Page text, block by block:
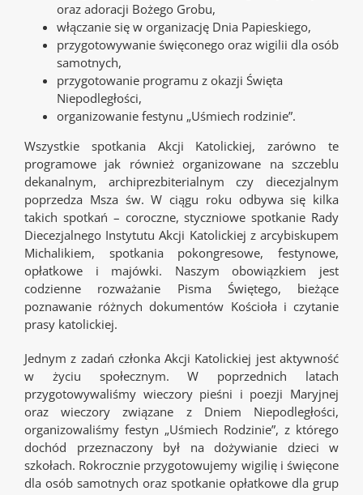
oraz adoracji Bożego Grobu,
włączanie się w organizację Dnia Papieskiego,
przygotowywanie święconego oraz wigilii dla osób
samotnych,
przygotowanie programu z okazji Święta
Niepodległości,
organizowanie festynu „Uśmiech rodzinie”.
Wszystkie spotkania Akcji Katolickiej, zarówno te
programowe jak również organizowane na szczeblu
dekanalnym, archiprezbiterialnym czy diecezjalnym
poprzedza Msza św. W ciągu roku odbywa się kilka
takich spotkań – coroczne, styczniowe spotkanie Rady
Diecezjalnego Instytutu Akcji Katolickiej z arcybiskupem
Michalikiem, spotkania pokongresowe, festynowe,
opłatkowe i majówki. Naszym obowiązkiem jest
codzienne rozważanie Pisma Świętego, bieżące
poznawanie różnych dokumentów Kościoła i czytanie
prasy katolickiej.
Jednym z zadań członka Akcji Katolickiej jest aktywność
w życiu społecznym. W poprzednich latach
przygotowywaliśmy wieczory pieśni i poezji Maryjnej
oraz wieczory związane z Dniem Niepodległości,
organizowaliśmy festyn „Uśmiech Rodzinie”, z którego
dochód przeznaczony był na dożywianie dzieci w
szkołach. Rokrocznie przygotowujemy wigilię i święcone
dla osób samotnych oraz spotkanie opłatkowe dla grup